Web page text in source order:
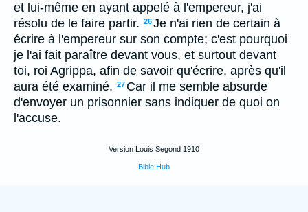
et lui-même en ayant appelé à l'empereur, j'ai
résolu de le faire partir. 26Je n'ai rien de certain à
écrire à l'empereur sur son compte; c'est pourquoi
je l'ai fait paraître devant vous, et surtout devant
toi, roi Agrippa, afin de savoir qu'écrire, après qu'il
aura été examiné. 27 Car il me semble absurde
d'envoyer un prisonnier sans indiquer de quoi on
l'accuse.
Version Louis Segond 1910
Bible Hub